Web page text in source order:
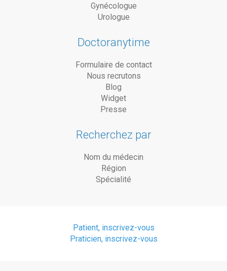
Gynécologue
Urologue
Doctoranytime
Formulaire de contact
Nous recrutons
Blog
Widget
Presse
Recherchez par
Nom du médecin
Région
Spécialité
Patient, inscrivez-vous
Praticien, inscrivez-vous